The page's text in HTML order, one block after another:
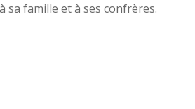
sa famille et à ses confrères.